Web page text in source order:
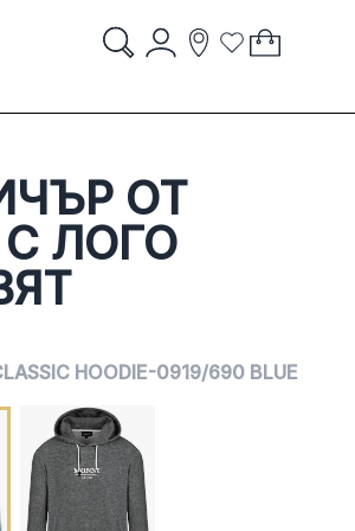
Search
Account
Storelocator
Wish List
My Cart
ОТ
ЛОГО
HOODIE-0919/690 BLUE